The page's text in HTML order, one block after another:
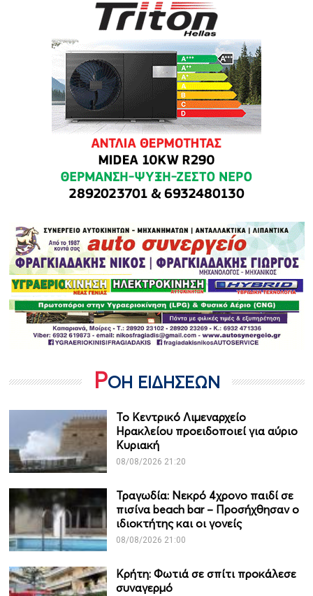
ΡΟΗ ΕΙΔΗΣΕΩΝ
Το Κεντρικό Λιμεναρχείο
Ηρακλείου προειδοποιεί για αύριο
Κυριακή
08/08/2026 21:20
Τραγωδία: Νεκρό 4χρονο παιδί σε
πισίνα beach bar – Προσήχθησαν ο
ιδιοκτήτης και οι γονείς
08/08/2026 21:00
Κρήτη: Φωτιά σε σπίτι προκάλεσε
συναγερμό